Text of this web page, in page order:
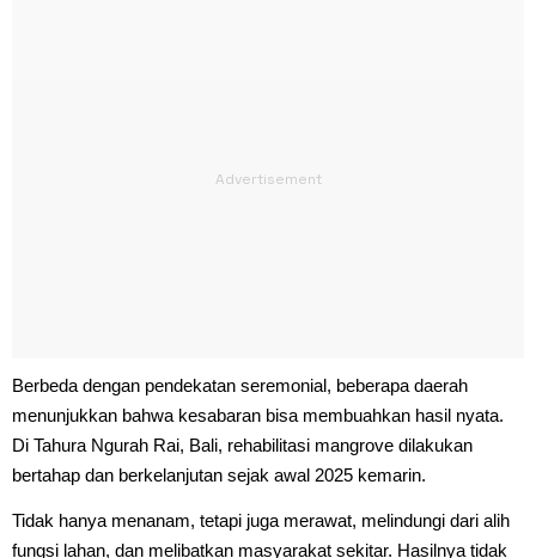
Berbeda dengan pendekatan seremonial, beberapa daerah
menunjukkan bahwa kesabaran bisa membuahkan hasil nyata.
Di Tahura Ngurah Rai, Bali, rehabilitasi mangrove dilakukan
bertahap dan berkelanjutan sejak awal 2025 kemarin.
Tidak hanya menanam, tetapi juga merawat, melindungi dari alih
fungsi lahan, dan melibatkan masyarakat sekitar. Hasilnya tidak